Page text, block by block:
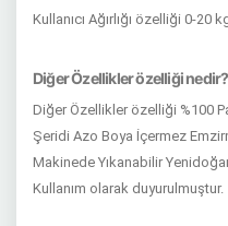
Kullanıcı Ağırlığı özelliği 0-20
Diğer Özellikler özelliği nedir?
Diğer Özellikler özelliği %100
Şeridi Azo Boya İçermez
Makinede Yıkanabilir
Kullanım olarak duyurulmuştur.